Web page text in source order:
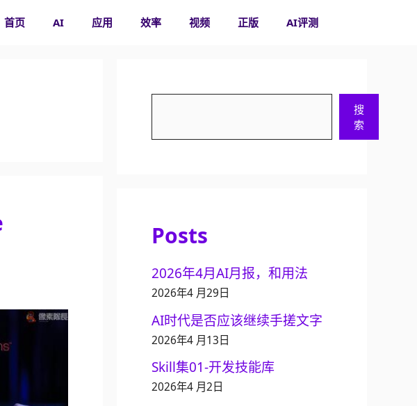
首页 AI 应用 效率 视频 正版 AI评测
搜
索
Posts
2026年4月AI月报，和用法
2026年4 月29日
AI时代是否应该继续手搓文字
2026年4 月13日
Skill集01-开发技能库
2026年4 月2日